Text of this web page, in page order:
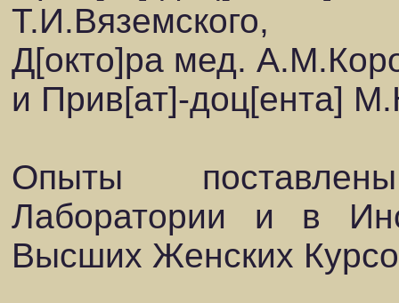
Т.И.Вяземского,
Д[окто]ра мед.
и Прив[ат]-доц[ента]
Опыты
Лаборатории и в
Высших Женских